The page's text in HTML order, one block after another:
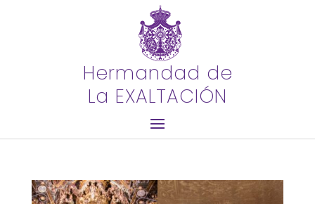
Hermandad de
La EXALTACIÓN